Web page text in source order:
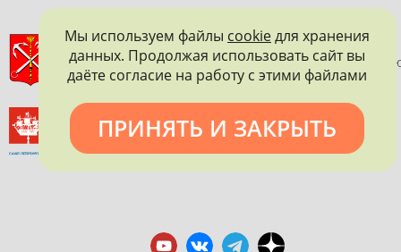
ПРАВИТЕЛЬСТВО САНКТ-ПЕТЕРБУРГА
КОМИТЕТ ПО ГОСУДАРСТВЕННОМУ КОНТРОЛЮ,
И ОХРАНЕ ПАМЯТНИКОВ ИСТОРИИ И КУЛЬТУРЫ
ВСЕРОССИЙСКОЕ ОБЩЕСТВО ОХРАНЫ ПАМЯТНИКОВ
ИСТОРИИ И КУЛЬТУРЫ
Мы используем файлы cookieдля хранения
данных. Продолжая использовать сайт вы
даёте согласие на работу с этими файлами
ПРИНЯТЬ И ЗАКРЫТЬ